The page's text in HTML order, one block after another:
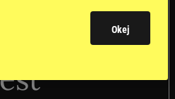
blev
Okej